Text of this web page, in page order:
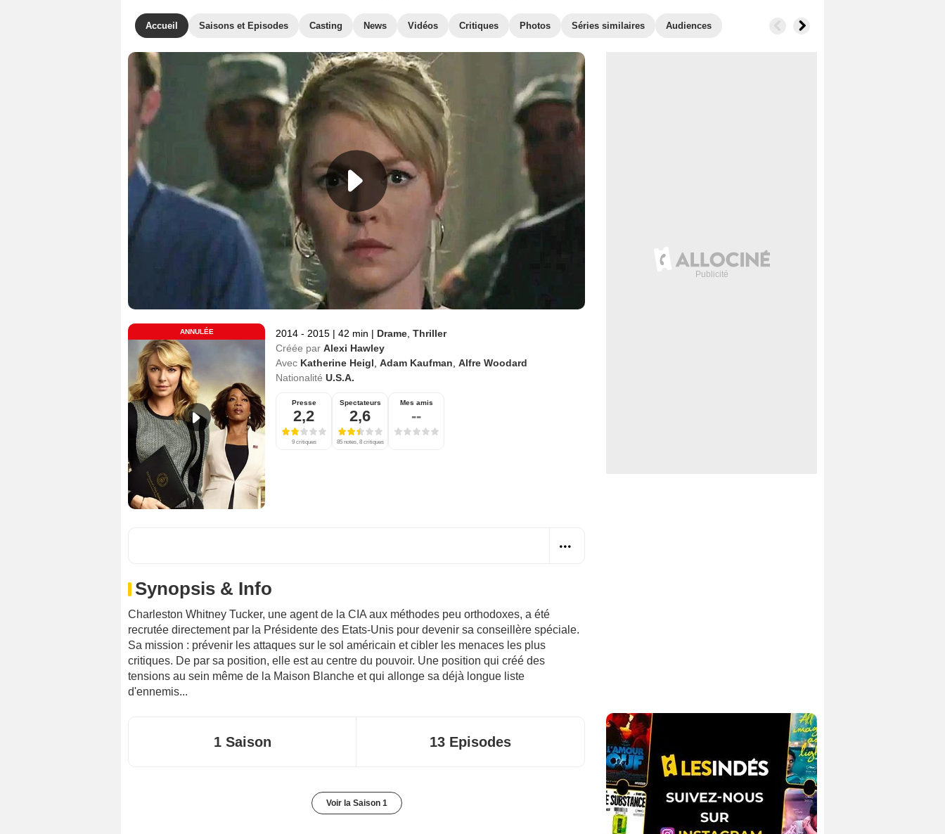
Accueil Saisons et Episodes Casting News Vidéos Critiques Photos Séries similaires Audiences
ANNULÉE 2014 - 2015 | 42 min | Drame Thriller
Créée par Alexi Hawley
Avec Katherine Heigl Adam Kaufman Alfre Woodard
Nationalité U.S.A.
Presse
2,2
9 critiques
Spectateurs
2,6
85 notes, 8 critiques
Mes amis
--
Synopsis & Info
Charleston Whitney Tucker, une agent de la CIA aux méthodes peu orthodoxes, a été
recrutée directement par la Présidente des Etats-Unis pour devenir sa conseillère spéciale.
Sa mission : prévenir les attaques sur le sol américain et cibler les menaces les plus
critiques. De par sa position, elle est au centre du pouvoir. Une position qui créé des
tensions au sein même de la Maison Blanche et qui allonge sa déjà longue liste
d'ennemis...
1 Saison 13 Episodes
Voir la Saison 1